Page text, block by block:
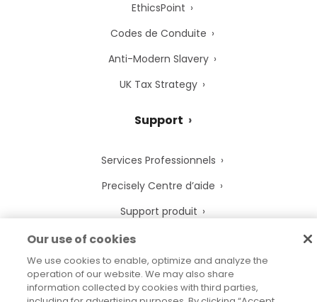
EthicsPoint
Codes de Conduite
Anti-Modern Slavery
UK Tax Strategy
Support
Services Professionnels
Precisely Centre d’aide
Support produit
Juridique
Avis de confidentialité
Our use of cookies
We use cookies to enable, optimize and analyze the
operation of our website. We may also share
information collected by cookies with third parties,